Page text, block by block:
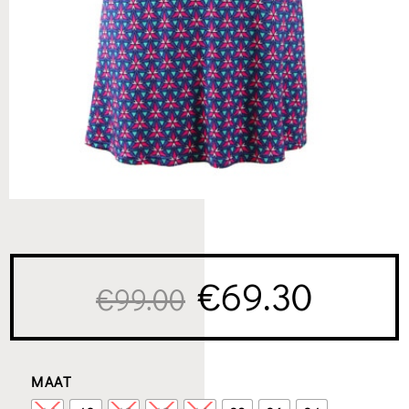
€99.00
prijs
€69.30
prijs
MAAT